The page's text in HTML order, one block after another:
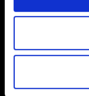
관련 기술적 피드
환경을 개선하기
미디어를 통해 사
파악하기 위해 쿠
있습니다. 물론,
경우에는 사용자